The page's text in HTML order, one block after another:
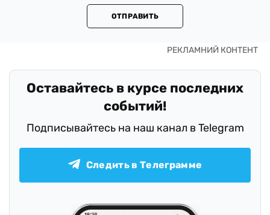
ОТПРАВИТЬ
Оставайтесь в курсе последних
событий!
Подписывайтесь на наш канал в Telegram
Следить в Телеграмме